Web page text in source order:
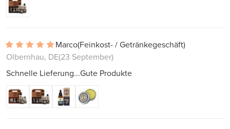
Marco(Feinkost- / Getränkegeschäft)
Olbernhau, DE(23 September)
Schnelle Lieferung...Gute Produkte